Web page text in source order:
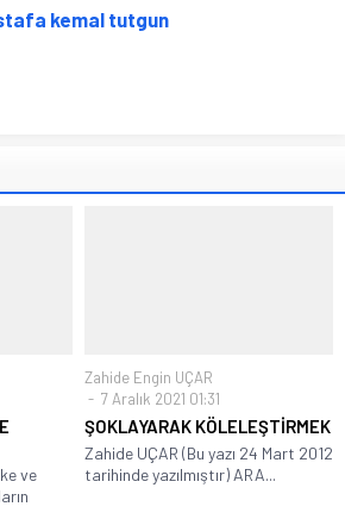
kemal tutgun
ve
Zahide Engin UÇAR
7 Aralık 2021 01:31
ŞOKLAYARAK KÖLELEŞTİRMEK
Zahide UÇAR (Bu yazı 24 Mart 2012
tarihinde yazılmıştır) ARA...